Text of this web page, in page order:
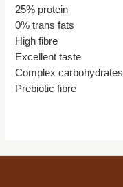
25% protein
0% trans fats
High fibre
Excellent taste
Complex carbohydrates
Prebiotic fibre